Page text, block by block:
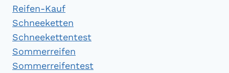
Reifen-Kauf
Schneeketten
Schneekettentest
Sommerreifen
Sommerreifentest